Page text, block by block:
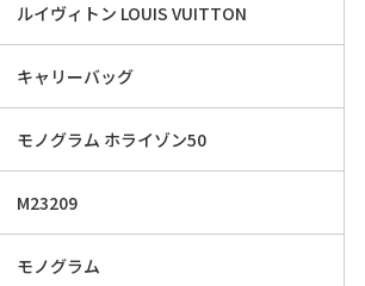
ルイヴィトン LOUIS VUITTON
キャリーバッグ
モノグラム ホライゾン50
M23209
モノグラム